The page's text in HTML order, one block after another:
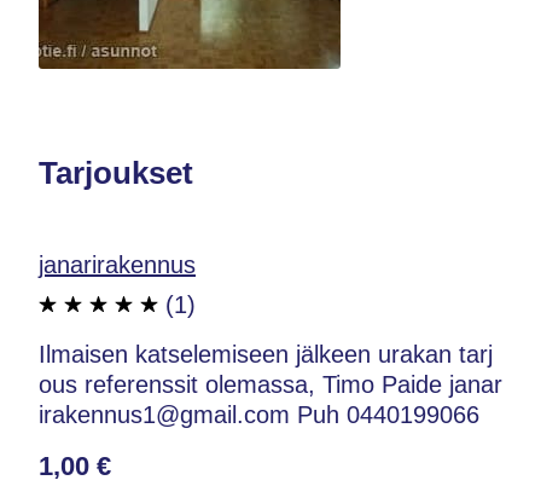
Tarjoukset
janarirakennus
(1)
Ilmaisen katselemiseen jälkeen urakan tarj
ous referenssit olemassa, Timo Paide janar
irakennus1@gmail.com Puh 0440199066
1,00 €